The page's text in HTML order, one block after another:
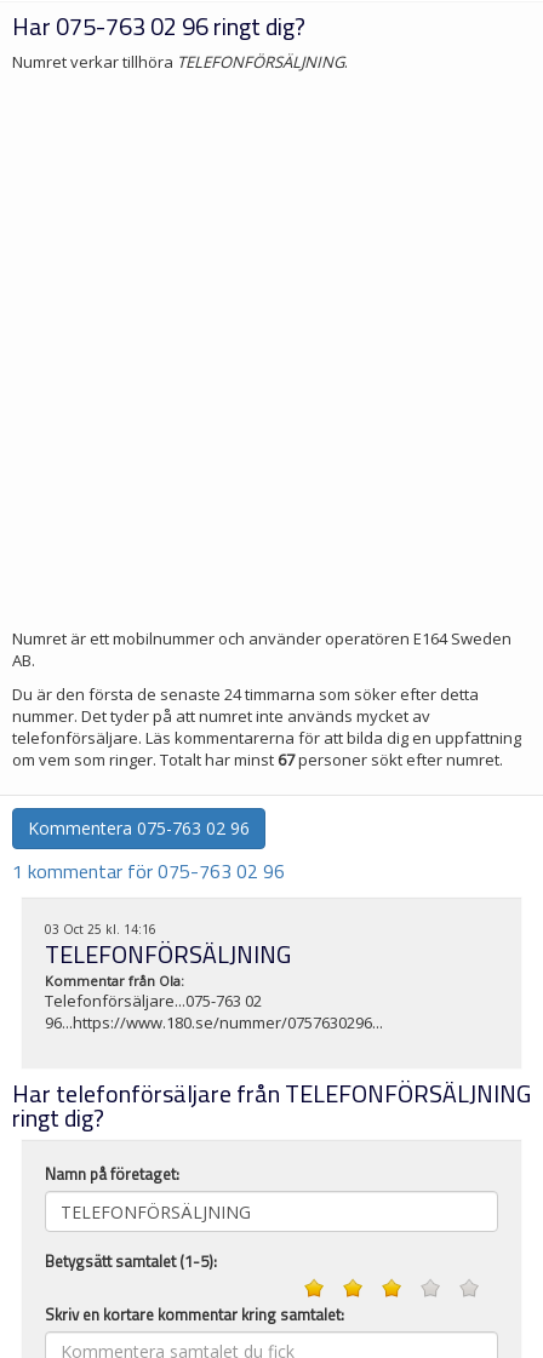
Har075-763 02 96ringt dig?
Numret verkar tillhöra TELEFONFÖRSÄLJNING.
Numret är ett mobilnummer och använder operatören E164 Sweden
AB.
Du är den första de senaste 24 timmarna som söker efter detta
nummer. Det tyder på att numret inte används mycket av
telefonförsäljare. Läs kommentarerna för att bilda dig en uppfattning
om vem som ringer. Totalt har minst 67personer sökt efter numret.
Kommentera 075-763 02 96
1 kommentar för 075-763 02 96
03 Oct 25 kl. 14:16
TELEFONFÖRSÄLJNING
Kommentar från Ola:
Telefonförsäljare...075-763 02
96...https://www.180.se/nummer/0757630296...
Har telefonförsäljare från TELEFONFÖRSÄLJNING
ringt dig?
Namn på företaget:
Betygsätt samtalet (1-5):
Skriv en kortare kommentar kring samtalet: